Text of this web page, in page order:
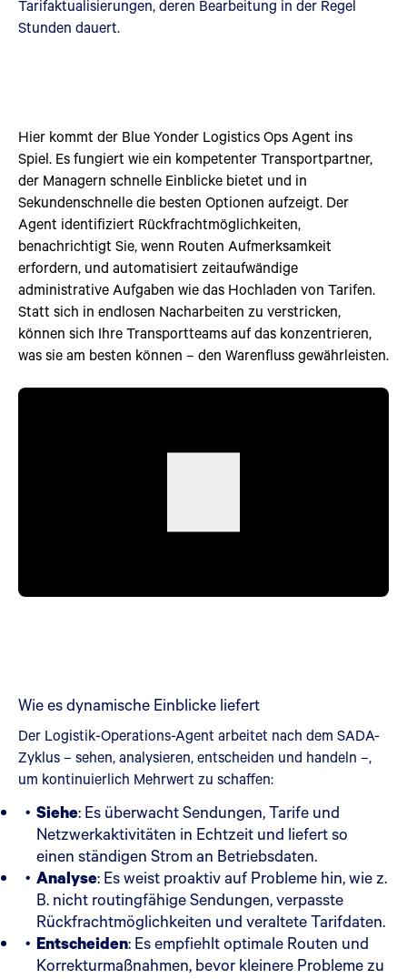
Tarifaktualisierungen, deren Bearbeitung in der Regel
Stunden dauert.
Hier kommt der Blue Yonder Logistics Ops Agent ins
Spiel. Es fungiert wie ein kompetenter Transportpartner,
der Managern schnelle Einblicke bietet und in
Sekundenschnelle die besten Optionen aufzeigt. Der
Agent identifiziert Rückfrachtmöglichkeiten,
benachrichtigt Sie, wenn Routen Aufmerksamkeit
erfordern, und automatisiert zeitaufwändige
administrative Aufgaben wie das Hochladen von Tarifen.
Statt sich in endlosen Nacharbeiten zu verstricken,
können sich Ihre Transportteams auf das konzentrieren,
was sie am besten können – den Warenfluss gewährleisten.
Wie es dynamische Einblicke liefert
Der Logistik-Operations-Agent arbeitet nach dem SADA-
Zyklus – sehen, analysieren, entscheiden und handeln –,
um kontinuierlich Mehrwert zu schaffen:
Siehe: Es überwacht Sendungen, Tarife und
Netzwerkaktivitäten in Echtzeit und liefert so
einen ständigen Strom an Betriebsdaten.
Analyse: Es weist proaktiv auf Probleme hin, wie z.
B. nicht routingfähige Sendungen, verpasste
Rückfrachtmöglichkeiten und veraltete Tarifdaten.
Entscheiden: Es empfiehlt optimale Routen und
Korrekturmaßnahmen, bevor kleinere Probleme zu